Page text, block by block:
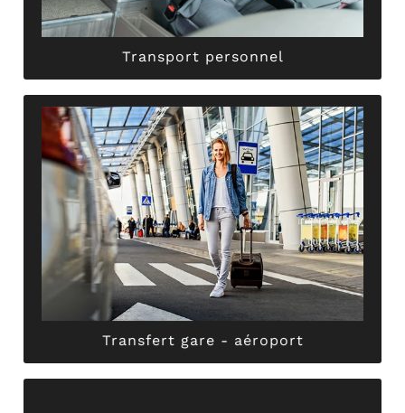
Transport personnel
Transfert gare - aéroport
Transfert gare - aéroport
Besoin de transport pour vos transferts en taxi
aéroport/gare ? Faites appel à notre équipe de
chauffeurs privés ! Nous vous proposons des
services fiables et ponctuels pour tous vos
déplacements importants depuis la gare / aéroport
jusqu’à la ville (et vice-versa).